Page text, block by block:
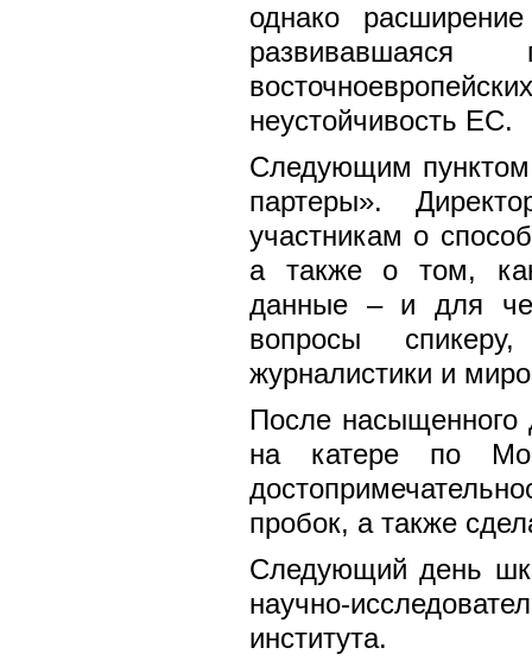
однако
неустойчивость
Следующим
партеры».
участникам о
а также о том,
данные – и для
вопросы
журналистики и
После насыщенного
на катере по
пробок, а также
Следующий день
научно-
института.